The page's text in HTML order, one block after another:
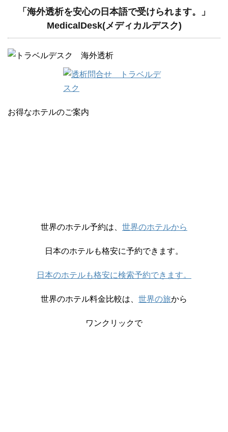
「海外透析を安心の日本語で受けられます。」
MedicalDesk(メディカルデスク)
お得なホテルのご案内
世界のホテル予約は、 世界のホテルから
日本のホテルも格安に予約できます。
日本のホテルも格安に検索予約できます。
世界のホテル料金比較は、 世界の旅から
ワンクリックで